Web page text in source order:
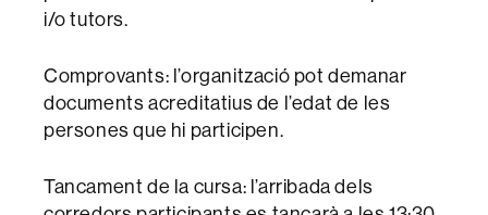
i/o tutors.
Comprovants: l’organització pot demanar
documents acreditatius de l’edat de les
persones que hi participen.
Tancament de la cursa: l’arribada dels